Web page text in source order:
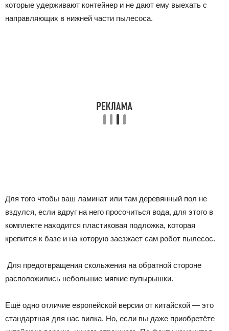
которые удерживают контейнер и не дают ему выехать с
направляющих в нижней части пылесоса.
Для того чтобы ваш ламинат или там деревянный пол не
вздулся, если вдруг на него просочиться вода, для этого в
комплекте находится пластиковая подложка, которая
крепится к базе и на которую заезжает сам робот пылесос.
Для предотвращения скольжения на обратной стороне
расположились небольшие мягкие пупырышки.
Ещё одно отличие европейской версии от китайской — это
стандартная для нас вилка. Но, если вы даже приобретёте